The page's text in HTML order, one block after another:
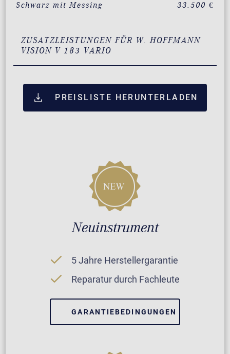
Schwarz mit Messing 33.500 €
ZUSATZLEISTUNGEN FÜR W. HOFFMANN
VISION V 183 VARIO
PREISLISTE HERUNTERLADEN
Neuinstrument
5 Jahre Herstellergarantie
Reparatur durch Fachleute
GARANTIEBEDINGUNGEN